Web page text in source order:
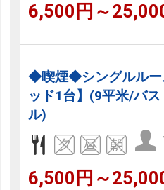
6,500円～
◆喫煙◆シングルルー
ッド1台】(9平米/バ
ル)
6,500円～